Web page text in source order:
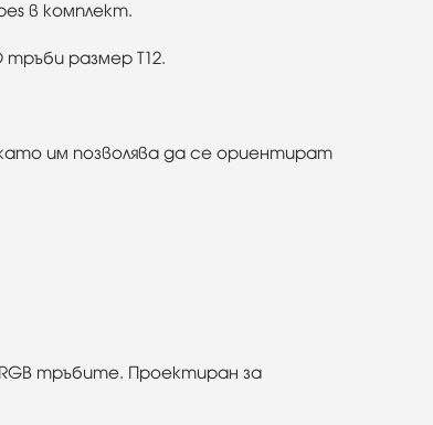
в комплект.
тръби размер T12.
им позволява да се ориентират
тръбите. Проектиран за